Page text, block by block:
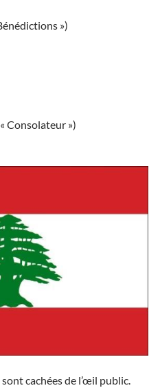
»)
Consolateur »)
cachées de l’œil public.